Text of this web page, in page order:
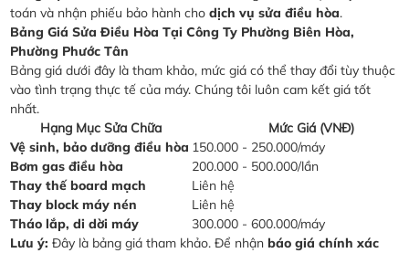
toán và nhận phiếu bảo hành chodịch vụ sửa điều hòa.
Bảng Giá Sửa Điều Hòa Tại Công Ty Phường Biên Hòa,
Phường Phước Tân
Bảng giá dưới đây là tham khảo, mức giá có thể thay đổi tùy thuộc
vào tình trạng thực tế của máy. Chúng tôi luôn cam kết giá tốt
nhất.
Hạng Mục Sửa Chữa
Mức Giá (VNĐ)
Vệ sinh, bảo dưỡng điều hòa 150.000 - 250.000/máy
Bơm gas điều hòa
200.000 - 500.000/lần
Thay thế board mạch
Liên hệ
Thay block máy nén
Liên hệ
Tháo lắp, di dời máy
300.000 - 600.000/máy
Lưu ý: Đây là bảng giá tham khảo. Để nhận báo giá chính xác